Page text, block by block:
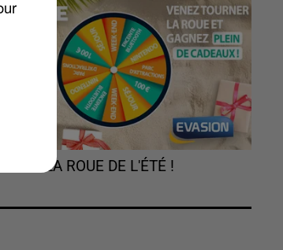
LA ROUE DE L'ÉTÉ !